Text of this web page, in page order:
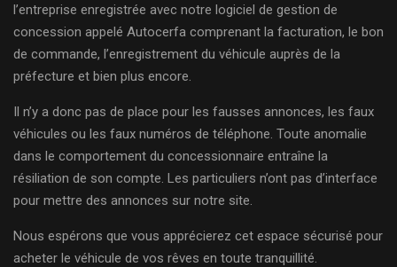
l’entreprise enregistrée avec notre logiciel de gestion de
concession appelé Autocerfa comprenant la facturation, le bon
de commande, l’enregistrement du véhicule auprès de la
préfecture et bien plus encore.
Il n’y a donc pas de place pour les fausses annonces, les faux
véhicules ou les faux numéros de téléphone. Toute anomalie
dans le comportement du concessionnaire entraîne la
résiliation de son compte. Les particuliers n’ont pas d’interface
pour mettre des annonces sur notre site.
Nous espérons que vous apprécierez cet espace sécurisé pour
acheter le véhicule de vos rêves en toute tranquillité.